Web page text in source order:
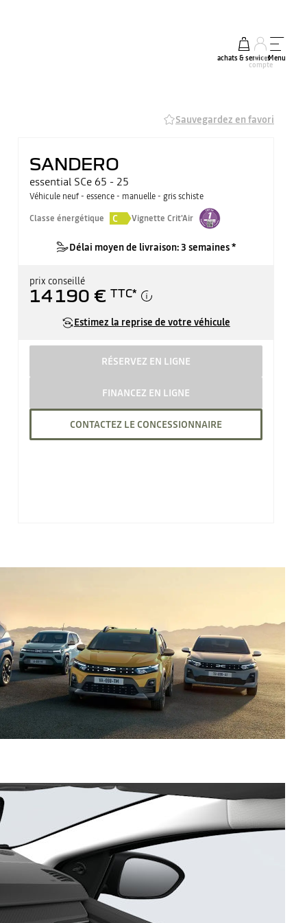
achats & services
mon
compte
Menu
Sauvegardez en favori
SANDERO
essential SCe 65 - 25
Véhicule neuf - essence - manuelle - gris schiste
Classe énergétique
C Vignette Crit'Air
Délai moyen de livraison: 3 semaines *
prix conseillé
14 190 € TTC*
Estimez la reprise de votre véhicule
RÉSERVEZ EN LIGNE
FINANCEZ EN LIGNE
CONTACTEZ LE CONCESSIONNAIRE